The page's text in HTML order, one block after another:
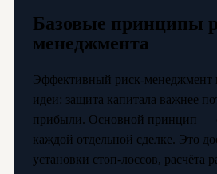
Базовые принципы
менеджмента
Эффективный риск-менеджмент
идеи: защита капитала важнее
прибыли. Основной принцип —
каждой отдельной сделке. Это
установки стоп-лоссов, расчёта